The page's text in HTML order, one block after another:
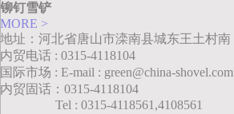
铆钉雪铲
MORE >
地址：河北省唐山市滦南县城东王土村南
内贸电话 : 0315-4118104
国际市场 : E-mail : green@china-shovel.com
内贸固话：0315-4118104
Tel : 0315-4118561,4108561